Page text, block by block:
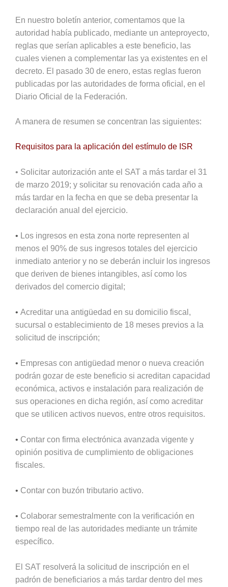
En nuestro boletín anterior, comentamos que la
autoridad había publicado, mediante un anteproyecto,
reglas que serían aplicables a este beneficio, las
cuales vienen a complementar las ya existentes en el
decreto. El pasado 30 de enero, estas reglas fueron
publicadas por las autoridades de forma oficial, en el
Diario Oficial de la Federación.
A manera de resumen se concentran las siguientes:
Requisitos para la aplicación del estímulo de ISR
• Solicitar autorización ante el SAT a más tardar el 31
de marzo 2019; y solicitar su renovación cada año a
más tardar en la fecha en que se deba presentar la
declaración anual del ejercicio.
• Los ingresos en esta zona norte representen al
menos el 90% de sus ingresos totales del ejercicio
inmediato anterior y no se deberán incluir los ingresos
que deriven de bienes intangibles, así como los
derivados del comercio digital;
• Acreditar una antigüedad en su domicilio fiscal,
sucursal o establecimiento de 18 meses previos a la
solicitud de inscripción;
• Empresas con antigüedad menor o nueva creación
podrán gozar de este beneficio si acreditan capacidad
económica, activos e instalación para realización de
sus operaciones en dicha región, así como acreditar
que se utilicen activos nuevos, entre otros requisitos.
• Contar con firma electrónica avanzada vigente y
opinión positiva de cumplimiento de obligaciones
fiscales.
• Contar con buzón tributario activo.
• Colaborar semestralmente con la verificación en
tiempo real de las autoridades mediante un trámite
específico.
El SAT resolverá la solicitud de inscripción en el
padrón de beneficiarios a más tardar dentro del mes